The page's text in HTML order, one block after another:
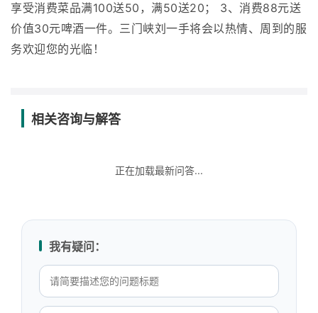
享受消费菜品满100送50，满50送20； 3、消费88元送
价值30元啤酒一件。三门峡刘一手将会以热情、周到的服
务欢迎您的光临！
相关咨询与解答
正在加载最新问答...
我有疑问：